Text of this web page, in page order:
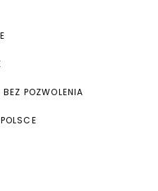
POZWOLENIA